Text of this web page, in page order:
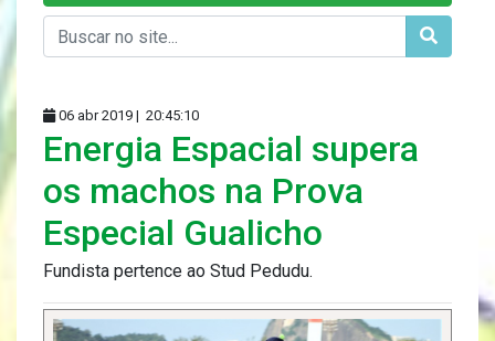
06 abr 2019 | 20:45:10
Energia Espacial supera
os machos na Prova
Especial Gualicho
Fundista pertence ao Stud Pedudu.